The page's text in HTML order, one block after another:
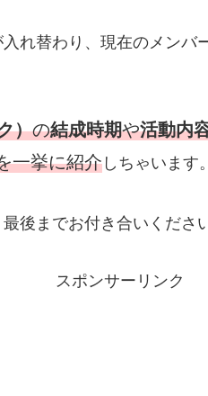
れ替わり、現在のメンバ
）の結成時期や活動内
一挙に紹介しちゃいます。
後までお付き合いください
スポンサーリンク